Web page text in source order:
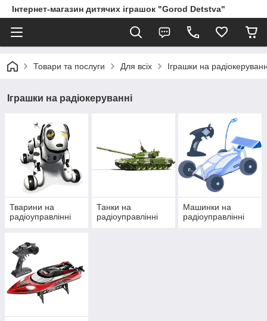
Інтернет-магазин дитячих іграшок "Gorod Detstva"
Товари та послуги Для всіх Іграшки на
Іграшки на радіокеруванні
Тварини на
радіоуправлінні
Танки на
радіоуправлінні
Машинки на
радіоуправлінні